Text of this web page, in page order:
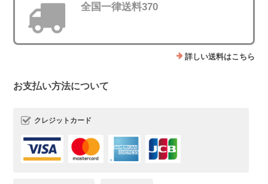
全国一律送料370
詳しい送料はこちら
お支払い方法について
クレジットカード